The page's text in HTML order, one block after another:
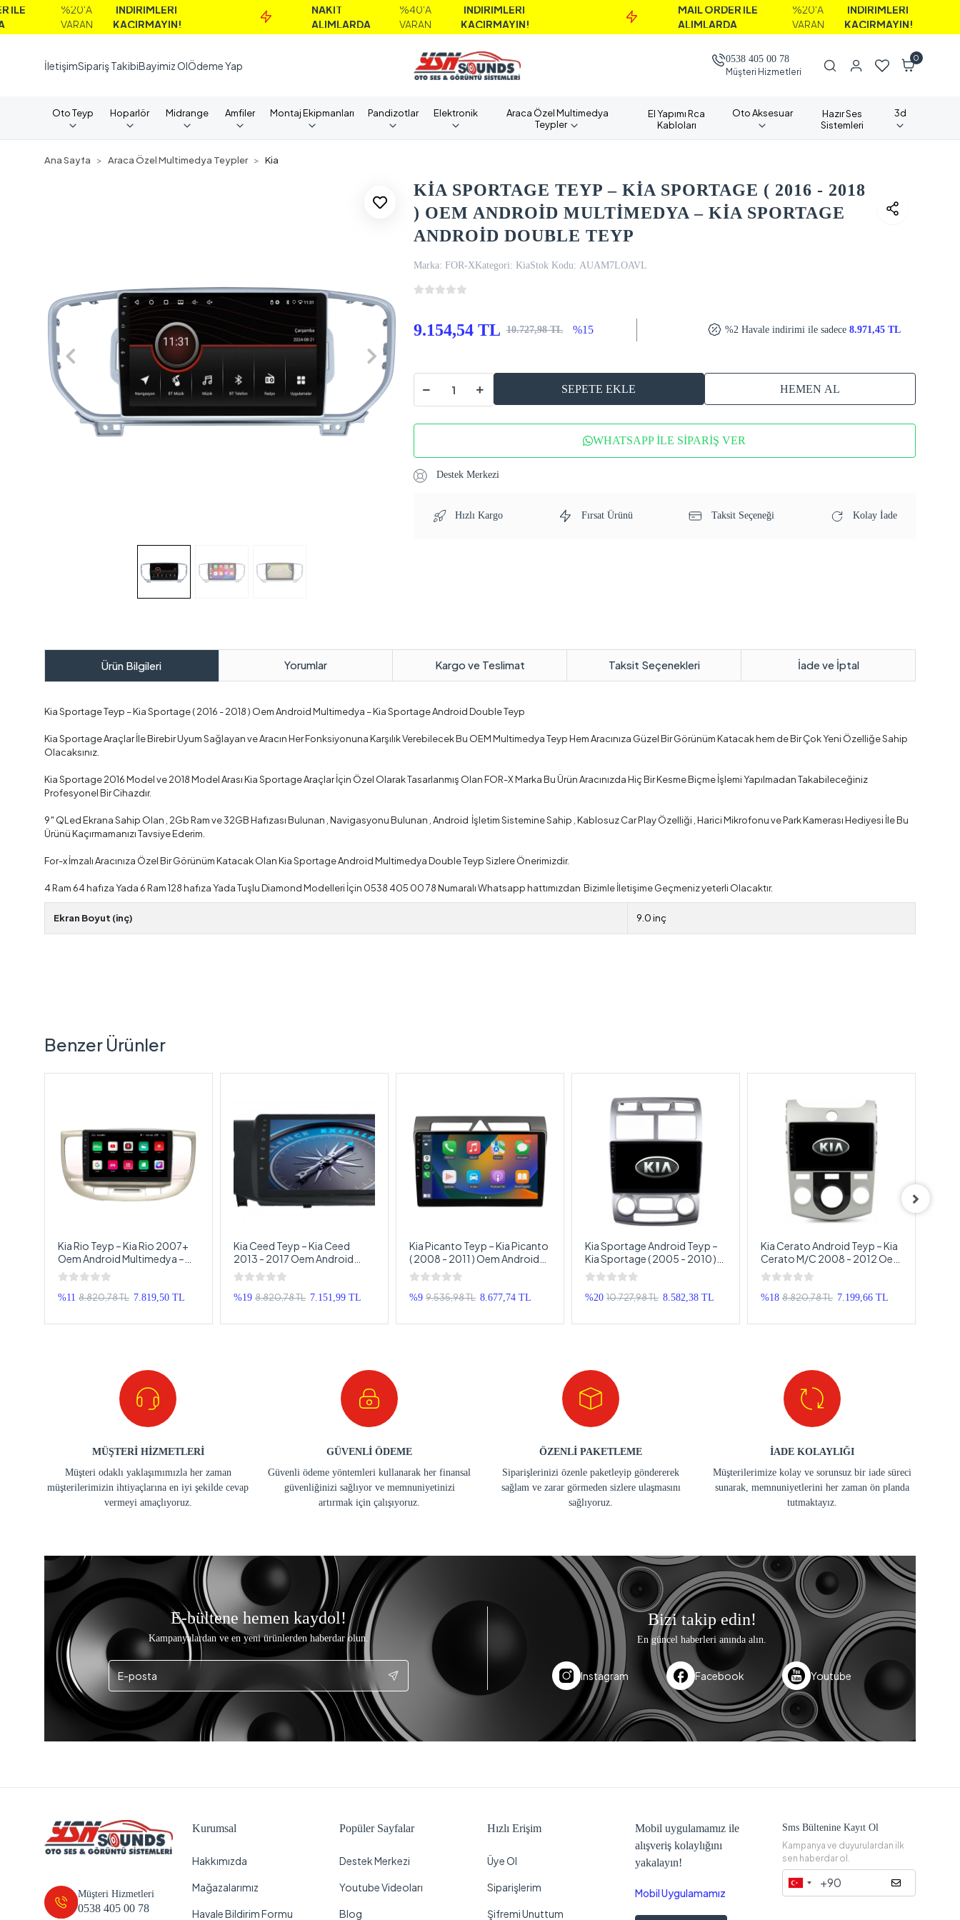
%20'A
İNDİRİMLERİ
KAÇIRMAYIN!
NAKİT
ALIMLARDA
VARAN
İNDİRİMLERİ
KAÇIRMAYIN!
MAİL ORDER İLE
ALIMLARDA
%20'A
İNDİRİMLERİ
KAÇIRMAYIN!
İletişimSipariş TakibiBayimiz OlÖdeme Yap
0538 405 00 78
Müşteri Hizmetleri
0
Oto Teyp Hoparlör Midrange Amfiler Montaj Ekipmanları Pandizotlar Elektronik
Araca Özel Multimedya
Teypler
El Yapımı Rca
Kabloları
Oto Aksesuar
Hazır Ses
Sistemleri
3d
Ana Sayfa Araca Özel Multimedya Teypler Kia
KİA SPORTAGE TEYP – KİA SPORTAGE ( 2016 - 2018
) OEM ANDROİD MULTİMEDYA – KİA SPORTAGE
ANDROİD DOUBLE TEYP
Marka: FOR-XKategori: KiaStok Kodu: AUAM7LOAVL
9.154,54 TL 10.727,98 TL %15 %2 Havale indirimi ile sadece 8.971,45 TL
SEPETE EKLE HEMEN AL
WHATSAPP İLE SİPARİŞ VER
Destek Merkezi
Hızlı Kargo Fırsat Ürünü Taksit Seçeneği Kolay İade
Ürün Bilgileri Yorumlar Kargo ve Teslimat Taksit Seçenekleri İade ve İptal
Kia Sportage Teyp – Kia Sportage ( 2016 - 2018 ) Oem Android Multimedya – Kia Sportage Android Double Teyp
Kia Sportage Araçlar İle Birebir Uyum Sağlayan ve Aracın Her Fonksiyonuna Karşılık Verebilecek Bu OEM Multimedya Teyp Hem Aracınıza Güzel Bir Görünüm Katacak hem de Bir Çok Yeni Özelliğe Sahip
Olacaksınız.
Kia Sportage 2016 Model ve 2018 Model Arası Kia Sportage Araçlar İçin Özel Olarak Tasarlanmış Olan FOR-X Marka Bu Ürün Aracınızda Hiç Bir Kesme Biçme İşlemi Yapılmadan Takabileceğiniz
Profesyonel Bir Cihazdır.
9″ QLed Ekrana Sahip Olan , 2Gb Ram ve 32GB Hafızası Bulunan , Navigasyonu Bulunan , Android İşletim Sistemine Sahip , Kablosuz Car Play Özelliği , Harici Mikrofonu ve Park Kamerası Hediyesi İle Bu
Ürünü Kaçırmamanızı Tavsiye Ederim.
For-x İmzalı Aracınıza Özel Bir Görünüm Katacak Olan Kia Sportage Android Multimedya Double Teyp Sizlere Önerimizdir.
4 Ram 64 hafıza Yada 6 Ram 128 hafıza Yada Tuşlu Diamond Modelleri İçin 0538 405 00 78 Numaralı Whatsapp hattımızdan Bizimle İletişime Geçmeniz yeterli Olacaktır.
Ekran Boyut (inç) 9.0 inç
Benzer Ürünler
Kia Rio Teyp – Kia Rio 2007+
Oem Android Multimedya –
Kia Rio Android Double Teyp
%11 8.820,78 TL 7.819,50 TL
Kia Ceed Teyp – Kia Ceed
2013 - 2017 Oem Android
Multimedya – Kia Ceed
Android Double Teyp
%19 8.820,78 TL 7.151,99 TL
Kia Picanto Teyp – Kia Picanto
( 2008 - 2011 ) Oem Android
Multimedya – Kia Picanto
Android Double Teyp
%9 9.535,98 TL 8.677,74 TL
Kia Sportage Android Teyp –
Kia Sportage ( 2005 - 2010 )
Oem Android Multimedya –
Kia Sportage Android Double
Teyp
%20 10.727,98 TL 8.582,38 TL
Kia Cerato Android Teyp – Kia
Cerato M/C 2008 - 2012 Oem
Android Multimedya – Kia
Cerato Android Double Teyp
%18 8.820,78 TL 7.199,66 TL
MÜŞTERİ HİZMETLERİ
Müşteri odaklı yaklaşımımızla her zaman
müşterilerimizin ihtiyaçlarına en iyi şekilde cevap
vermeyi amaçlıyoruz.
GÜVENLİ ÖDEME
Güvenli ödeme yöntemleri kullanarak her finansal
güvenliğinizi sağlıyor ve memnuniyetinizi
artırmak için çalışıyoruz.
ÖZENLİ PAKETLEME
Siparişlerinizi özenle paketleyip göndererek
sağlam ve zarar görmeden sizlere ulaşmasını
sağlıyoruz.
İADE KOLAYLIĞI
Müşterilerimize kolay ve sorunsuz bir iade süreci
sunarak, memnuniyetlerini her zaman ön planda
tutmaktayız.
E-bültene hemen kaydol!
Kampanyalardan ve en yeni ürünlerden haberdar olun.
Bizi takip edin!
En güncel haberleri anında alın.
Instagram Facebook Youtube
Müşteri Hizmetleri
0538 405 00 78
Kurumsal
Hakkımızda
Mağazalarımız
Havale Bildirim Formu
Popüler Sayfalar
Destek Merkezi
Youtube Videoları
Blog
Hızlı Erişim
Üye Ol
Siparişlerim
Şifremi Unuttum
Mobil uygulamamız ile
alışveriş kolaylığını
yakalayın!
Mobil Uygulamamız
Sms Bültenine Kayıt Ol
Kampanya ve duyurulardan ilk
sen haberdar ol.